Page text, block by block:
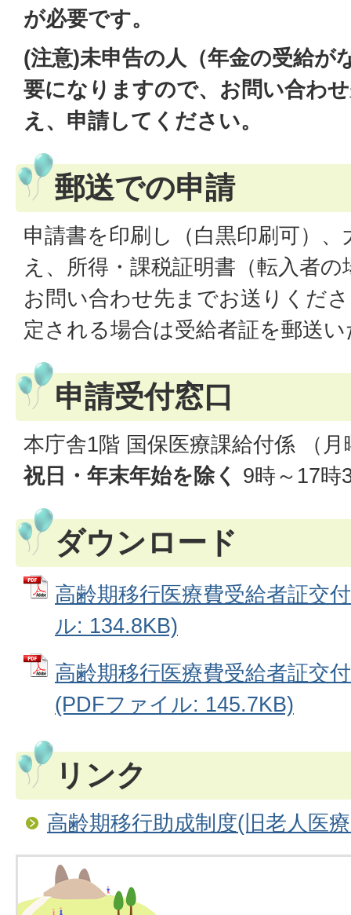
が必要です。
(注意)未申告の人（年金の受給が
要になりますので、お問い合わ
え、申請してください。
郵送での申請
申請書を印刷し（白黒印刷可）
え、所得・課税証明書（転入者
お問い合わせ先までお送りくだ
定される場合は受給者証を郵送
申請受付窓口
本庁舎1階 国保医療課給付係 （
祝日・年末年始を除く 9時～17時
ダウンロード
高齢期移行医療費受給者証交
ル: 134.8KB)
高齢期移行医療費受給者証交
(PDFファイル: 145.7KB)
リンク
高齢期移行助成制度(旧老人医